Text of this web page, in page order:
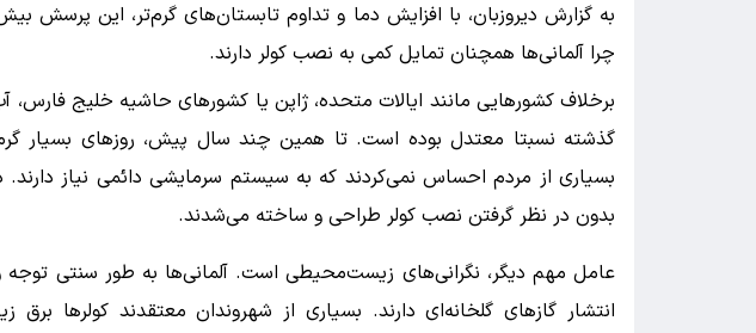
به گزارش دیروزبان، با افزایش دما و تداوم تابستان‌های گرم‌تر، این
چرا آلمانی‌ها همچنان تمایل کمی به نصب کولر دارند.
برخلاف کشورهایی مانند ایالات متحده، ژاپن یا کشورهای حاشیه خلیج فارس،
گذشته نسبتا معتدل بوده است. تا همین چند سال پیش، روزهای بسیار
بسیاری از مردم احساس نمی‌کردند که به سیستم سرمایشی دائمی نیاز دارند.
بدون در نظر گرفتن نصب کولر طراحی و ساخته می‌شدند.
عامل مهم دیگر، نگرانی‌های زیست‌محیطی است. آلمانی‌ها به طور سنتی
انتشار گازهای گلخانه‌ای دارند. بسیاری از شهروندان معتقدند کولرها